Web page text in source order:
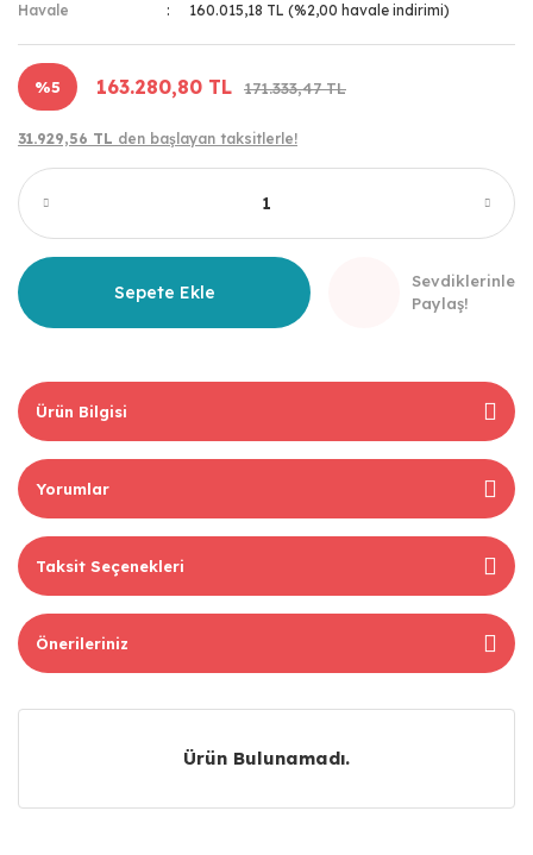
Havale
160.015,18 TL (%2,00 havale indirimi)
%5 163.280,80 TL 171.333,47 TL
31.929,56 TL den başlayan taksitlerle!
Sepete Ekle
Sevdiklerinle
Paylaş!
Ürün Bilgisi
Yorumlar
Taksit Seçenekleri
Önerileriniz
Ürün Bulunamadı.